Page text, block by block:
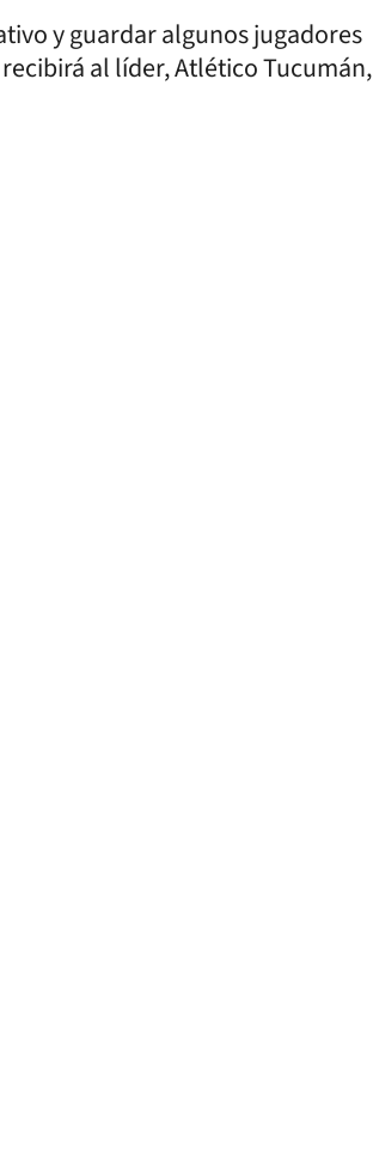
y guardar algunos jugadores
al líder, Atlético Tucumán,